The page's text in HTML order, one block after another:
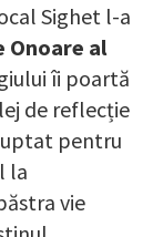
Sighet l-a
Onoare al
îi poartă
de reflecție
pentru
la
vie